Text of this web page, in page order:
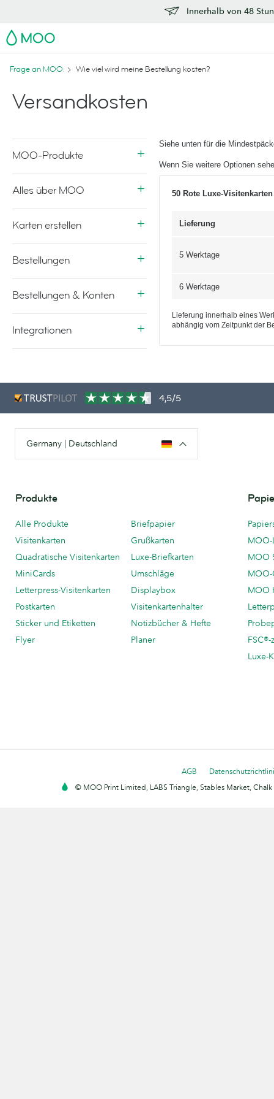
Innerhalb von 48
MOO
Frage an MOO: Wie viel wird meine Bestellung kosten?
Versandkosten
MOO-Produkte
Alles über MOO
Karten erstellen
Bestellungen
Bestellungen & Konten
Integrationen
Siehe unten für die
Wenn Sie weitere Optionen
50 Rote Luxe-Visitenkarten
Lieferung
5 Werktage
6 Werktage
Lieferung innerhalb eines
abhängig vom Zeitpunkt der
4,5/5
Germany | Deutschland
Produkte
Alle Produkte
Visitenkarten
Quadratische Visitenkarten
MiniCards
Letterpress-Visitenkarten
Postkarten
Sticker und Etiketten
Flyer
Briefpapier
Grußkarten
Luxe-Briefkarten
Umschläge
Displaybox
Visitenkartenhalter
Notizbücher & Hefte
Planer
MOO-
MOO
MOO
Luxe-
AGB
© MOO Print Limited, LABS Triangle, Stables Market,